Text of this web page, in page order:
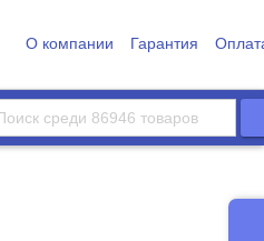
О компании Гарантия